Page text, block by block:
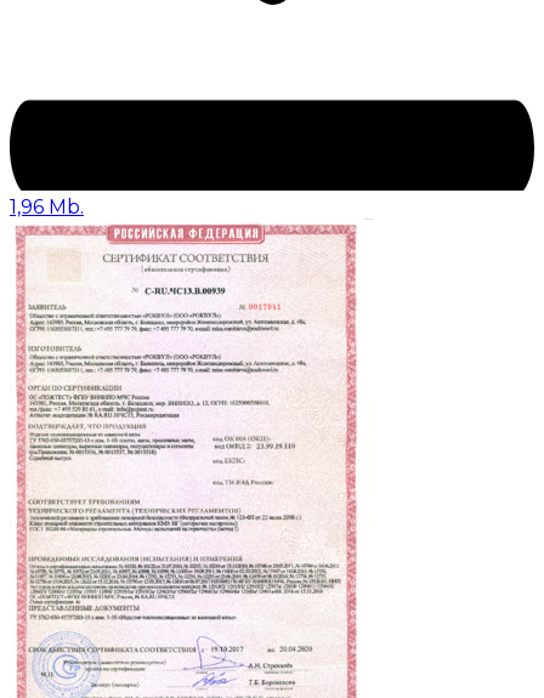
1,96 Mb.